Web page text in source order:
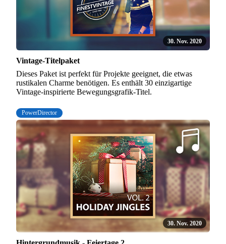
30. Nov. 2020
Vintage-Titelpaket
Dieses Paket ist perfekt für Projekte geeignet, die etwas
rustikalen Charme benötigen. Es enthält 30 einzigartige
Vintage-inspirierte Bewegungsgrafik-Titel.
PowerDirector
30. Nov. 2020